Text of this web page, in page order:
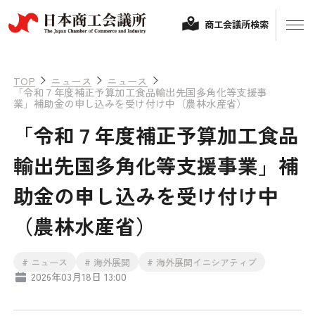
経営相談
会頭コメント
政策提言
商工会議所検索
TOP ニュース ニュース
「令和７年度補正予算加工食品輸出先国多角化等支援事
業」補助金の申し込みを受け付け中（農林水産省）
「令和７年度補正予算加工食品
輸出先国多角化等支援事業」補
助金の申し込みを受け付け中
（農林水産省）
# ニュース # 海外展開 # 海外展開イニシアティブ
2026年03月18日 13:00